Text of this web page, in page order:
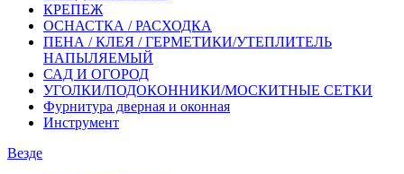
КРЕПЕЖ
ОСНАСТКА / РАСХОДКА
ПЕНА / КЛЕЯ / ГЕРМЕТИКИ/УТЕПЛИТЕЛЬ
НАПЫЛЯЕМЫЙ
САД И ОГОРОД
УГОЛКИ/ПОДОКОННИКИ/МОСКИТНЫЕ СЕТКИ
Фурнитура дверная и оконная
Инструмент
Везде